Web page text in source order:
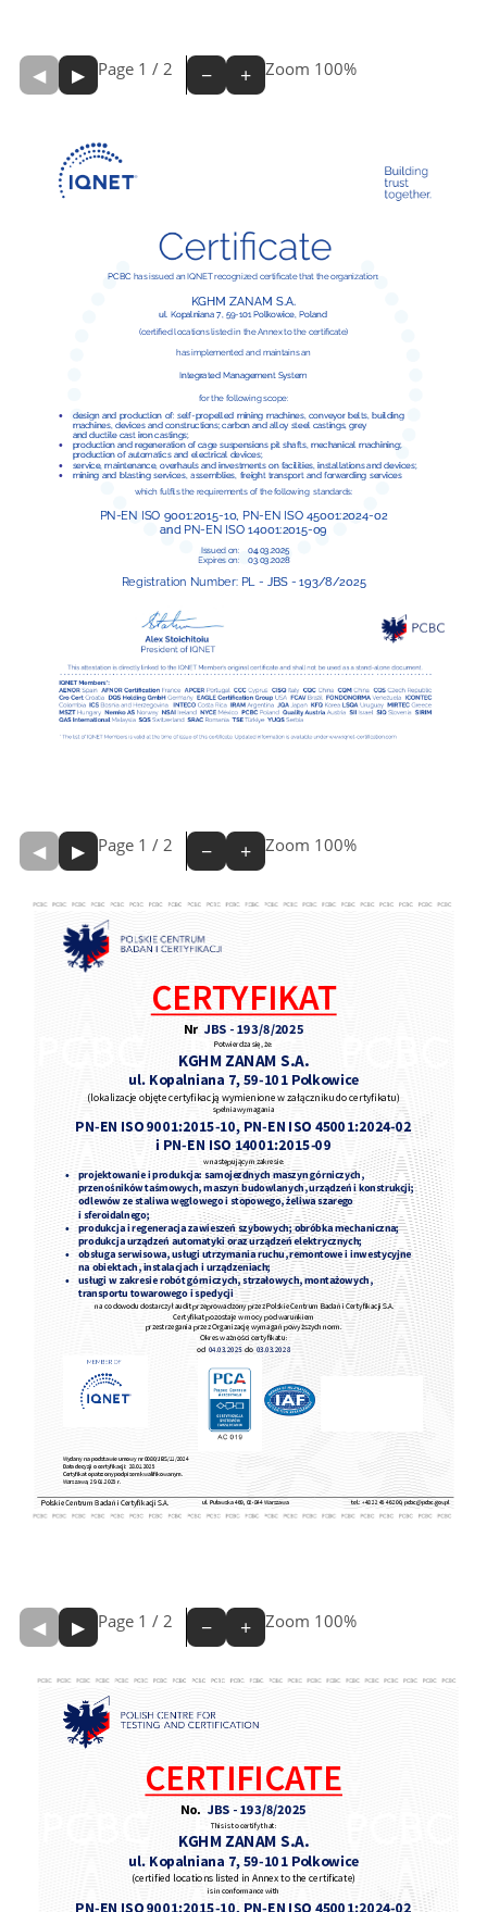
Page 1 / 2 Zoom 100%
Page 1 / 2 Zoom 100%
Page 1 / 2 Zoom 100%